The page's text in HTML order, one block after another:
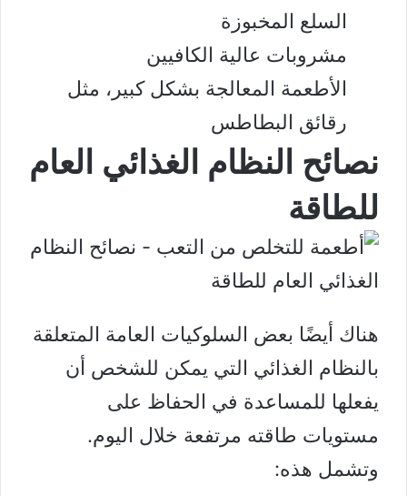
السلع المخبوزة
مشروبات عالية الكافيين
الأطعمة المعالجة بشكل كبير، مثل
رقائق البطاطس
نصائح النظام الغذائي العام
للطاقة
هناك أيضًا بعض السلوكيات العامة المتعلقة
بالنظام الغذائي التي يمكن للشخص أن
يفعلها للمساعدة في الحفاظ على
مستويات طاقته مرتفعة خلال اليوم.
وتشمل هذه: